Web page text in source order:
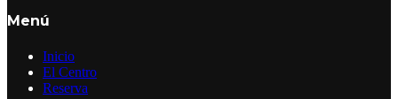
Menú
Inicio
El Centro
Reserva